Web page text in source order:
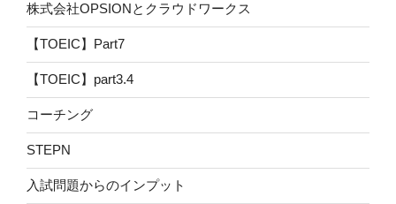
株式会社OPSIONとクラウドワークス
【TOEIC】Part7
【TOEIC】part3.4
コーチング
STEPN
入試問題からのインプット